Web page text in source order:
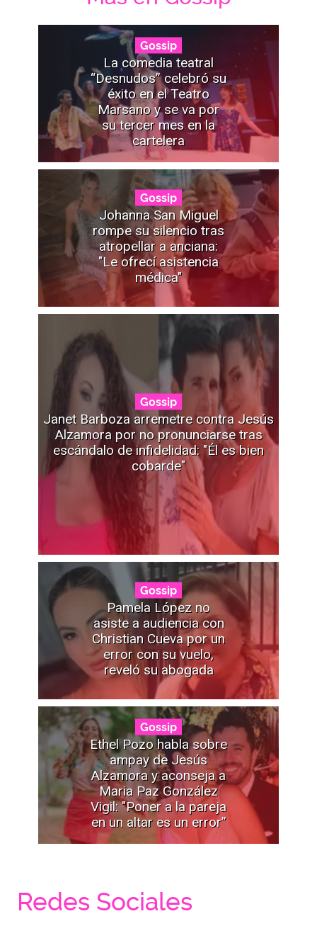
Gossip
La comedia teatral
“Desnudos” celebró su
éxito en el Teatro
Marsano y se va por
su tercer mes en la
cartelera
Gossip
Johanna San Miguel
rompe su silencio tras
atropellar a anciana:
"Le ofrecí asistencia
médica"
Gossip
Janet Barboza arremetre contra Jesús
Alzamora por no pronunciarse tras
escándalo de infidelidad: "Él es bien
cobarde"
Gossip
Pamela López no
asiste a audiencia con
Christian Cueva por un
error con su vuelo,
reveló su abogada
Gossip
Ethel Pozo habla sobre
ampay de Jesús
Alzamora y aconseja a
Maria Paz González
Vigil: "Poner a la pareja
en un altar es un error”
Redes Sociales